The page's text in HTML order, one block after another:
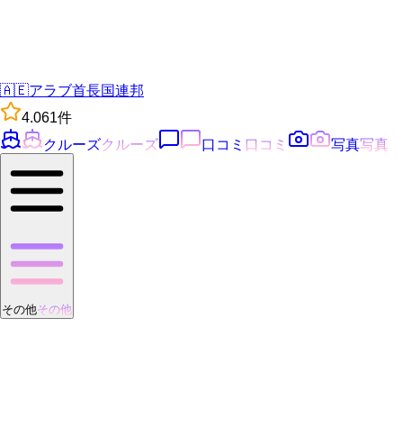
🇦🇪アラブ首長国連邦
4.061件
クルーズクルーズ 口コミ 口コミ 写真写真
その他その他